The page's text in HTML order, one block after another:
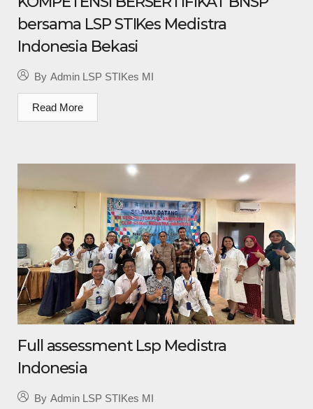
bersama LSP STIKes Medistra
Indonesia Bekasi
By Admin LSP STIKes MI
Read More
Full assessment Lsp Medistra
Indonesia
By Admin LSP STIKes MI